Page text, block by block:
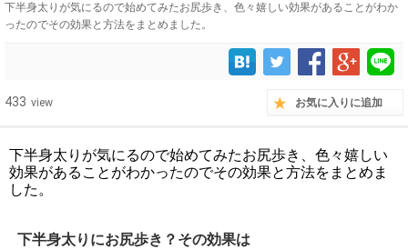
下半身太りが気にるので始めてみたお尻歩き、色々嬉しい効果があることがわか
ったのでその効果と方法をまとめました。
433 view お気に入りに追加
下半身太りが気にるので始めてみたお尻歩き、色々嬉しい
効果があることがわかったのでその効果と方法をまとめま
した。
下半身太りにお尻歩き？その効果は